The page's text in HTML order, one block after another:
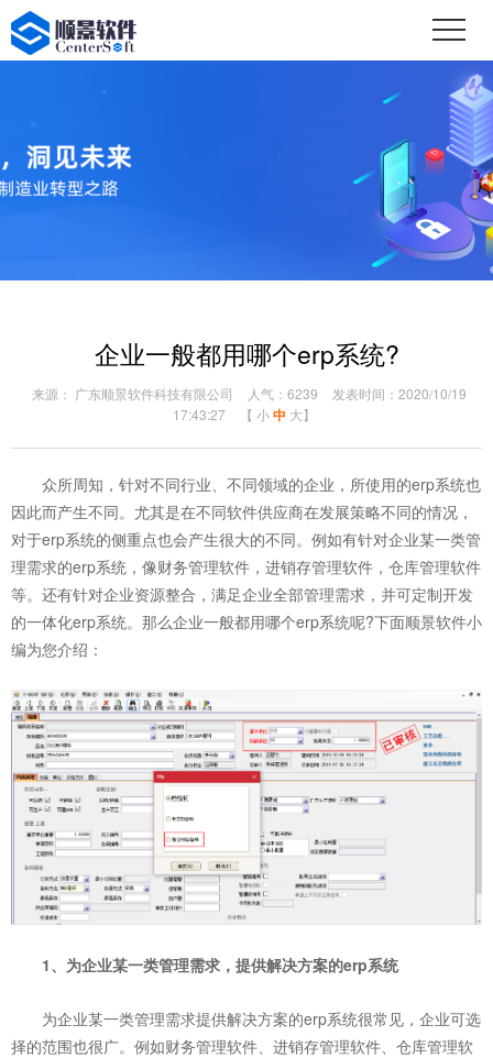
企业一般都用哪个erp系统?
来源： 广东顺景软件科技有限公司 人气：6239
发表时间：2020/10/19
17:43:27
【 小 中 大】
众所周知，针对不同行业、不同领域的企业，所使用的erp系统也
因此而产生不同。尤其是在不同软件供应商在发展策略不同的情况，
对于erp系统的侧重点也会产生很大的不同。例如有针对企业某一类管
理需求的erp系统，像财务管理软件，进销存管理软件，仓库管理软件
等。还有针对企业资源整合，满足企业全部管理需求，并可定制开发
的一体化erp系统。那么企业一般都用哪个erp系统呢?下面顺景软件小
编为您介绍：
1、为企业某一类管理需求，提供解决方案的erp系统
为企业某一类管理需求提供解决方案的erp系统很常见，企业可选
择的范围也很广。例如财务管理软件、进销存管理软件、仓库管理软